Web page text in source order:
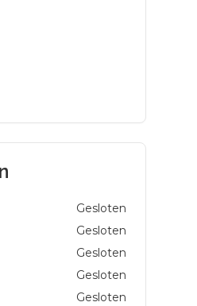
Gesloten
Gesloten
Gesloten
Gesloten
Gesloten